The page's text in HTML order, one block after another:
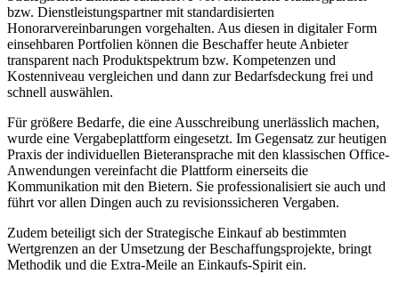
bzw. Dienstleistungspartner mit standardisierten
Honorarvereinbarungen vorgehalten. Aus diesen in digitaler Form
einsehbaren Portfolien können die Beschaffer heute Anbieter
transparent nach Produktspektrum bzw. Kompetenzen und
Kostenniveau vergleichen und dann zur Bedarfsdeckung frei und
schnell auswählen.
Für größere Bedarfe, die eine Ausschreibung unerlässlich machen,
wurde eine Vergabeplattform eingesetzt. Im Gegensatz zur heutigen
Praxis der individuellen Bieteransprache mit den klassischen Office-
Anwendungen vereinfacht die Plattform einerseits die
Kommunikation mit den Bietern. Sie professionalisiert sie auch und
führt vor allen Dingen auch zu revisionssicheren Vergaben.
Zudem beteiligt sich der Strategische Einkauf ab bestimmten
Wertgrenzen an der Umsetzung der Beschaffungsprojekte, bringt
Methodik und die Extra-Meile an Einkaufs-Spirit ein.